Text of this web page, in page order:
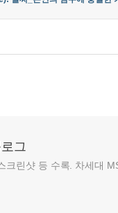
그
크린샷 등 수록. 차세대